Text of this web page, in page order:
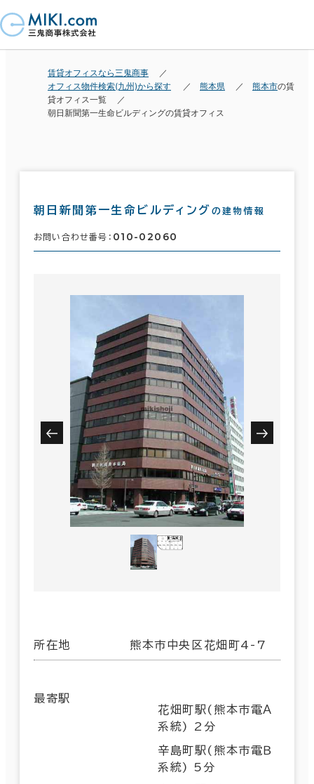
賃貸オフィスなら三鬼商事
オフィス物件検索(九州)から探す
熊本県 熊本市の賃
貸オフィス一覧
朝日新聞第一生命ビルディングの賃貸オフィス
朝日新聞第一生命ビルディング の建物情報
お問い合わせ番号： 010-02060
所在地 熊本市中央区花畑町4-7
最寄駅
花畑町駅(熊本市電Ａ
系統) 2分
辛島町駅(熊本市電Ｂ
系統) 5分